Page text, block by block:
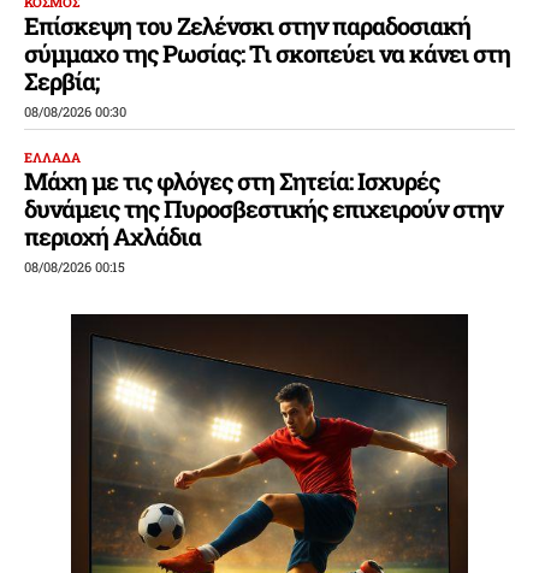
Επίσκεψη του Ζελένσκι στην παραδοσιακή
σύμμαχο της Ρωσίας: Τι σκοπεύει να κάνει στη
Σερβία;
08/08/2026 00:30
ΕΛΛΑΔΑ
Μάχη με τις φλόγες στη Σητεία: Ισχυρές
δυνάμεις της Πυροσβεστικής επιχειρούν στην
περιοχή Αχλάδια
08/08/2026 00:15